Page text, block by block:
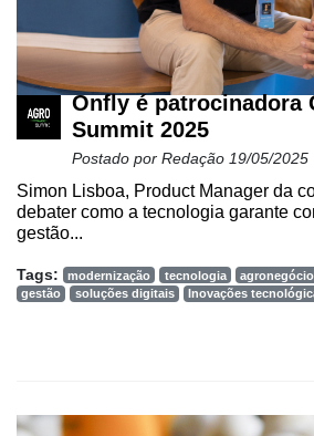
Onfly é patrocinadora
Summit 2025
Postado por Redação 19/05/2025
Simon Lisboa, Product Manager da
debater como a tecnologia garante
gestão...
Tags: modernização tecnologia
agronegócio
gestão
soluções digitais Inovações